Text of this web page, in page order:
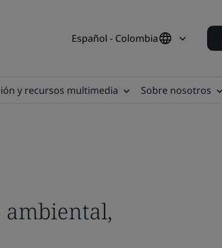
Español - Colombia
y recursos multimedia Sobre nosotros
a